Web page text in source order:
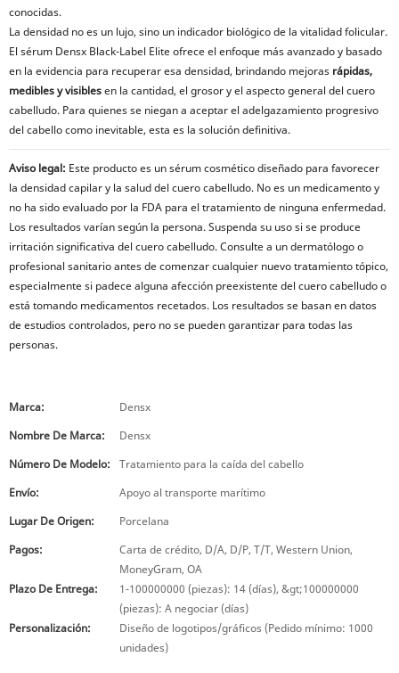
conocidas.
La densidad no es un lujo, sino un indicador biológico de la vitalidad folicular.
El sérum Densx Black-Label Elite ofrece el enfoque más avanzado y basado
en la evidencia para recuperar esa densidad, brindando mejoras rápidas,
medibles y visiblesen la cantidad, el grosor y el aspecto general del cuero
cabelludo. Para quienes se niegan a aceptar el adelgazamiento progresivo
del cabello como inevitable, esta es la solución definitiva.
Aviso legal: Este producto es un sérum cosmético diseñado para favorecer
la densidad capilar y la salud del cuero cabelludo. No es un medicamento y
no ha sido evaluado por la FDA para el tratamiento de ninguna enfermedad.
Los resultados varían según la persona. Suspenda su uso si se produce
irritación significativa del cuero cabelludo. Consulte a un dermatólogo o
profesional sanitario antes de comenzar cualquier nuevo tratamiento tópico,
especialmente si padece alguna afección preexistente del cuero cabelludo o
está tomando medicamentos recetados. Los resultados se basan en datos
de estudios controlados, pero no se pueden garantizar para todas las
personas.
Marca:
Densx
Nombre De Marca:
Densx
Número De Modelo:
Tratamiento para la caída del cabello
Envío:
Apoyo al transporte marítimo
Lugar De Origen:
Porcelana
Pagos:
Carta de crédito, D/A, D/P, T/T, Western Union,
MoneyGram, OA
Plazo De Entrega:
1-100000000 (piezas): 14 (días), &gt;100000000
(piezas): A negociar (días)
Personalización:
Diseño de logotipos/gráficos (Pedido mínimo: 1000
unidades)